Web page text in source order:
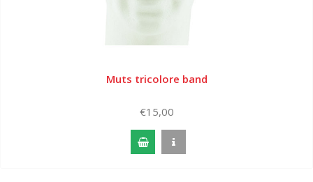
Muts tricolore band
€15,00